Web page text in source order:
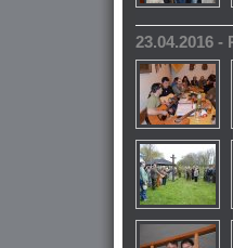
23.04.2016 -